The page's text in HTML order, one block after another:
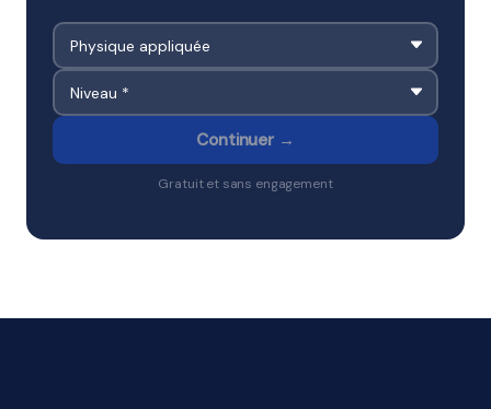
Continuer →
Gratuit et sans engagement